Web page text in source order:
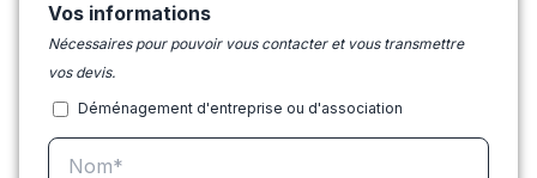
Vos informations
Nécessaires pour pouvoir vous contacter et vous transmettre
vos devis.
Déménagement d'entreprise ou d'association